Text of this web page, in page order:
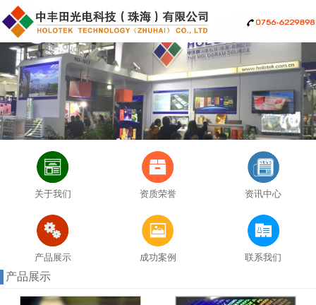
关于我们 资质荣誉 资讯中心
产品展示 成功案例 联系我们
产品展示